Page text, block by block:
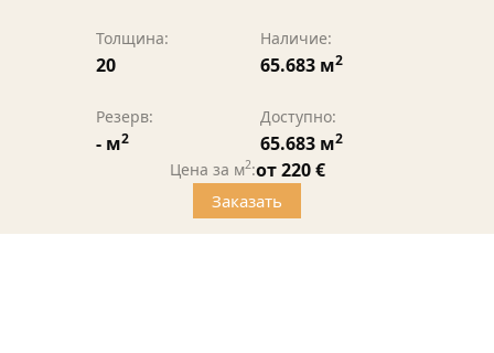
Толщина:
20
Наличие:
65.683 м2
Резерв:
- м2
Доступно:
65.683 м2
Цена за м2:от 220 €
Заказать